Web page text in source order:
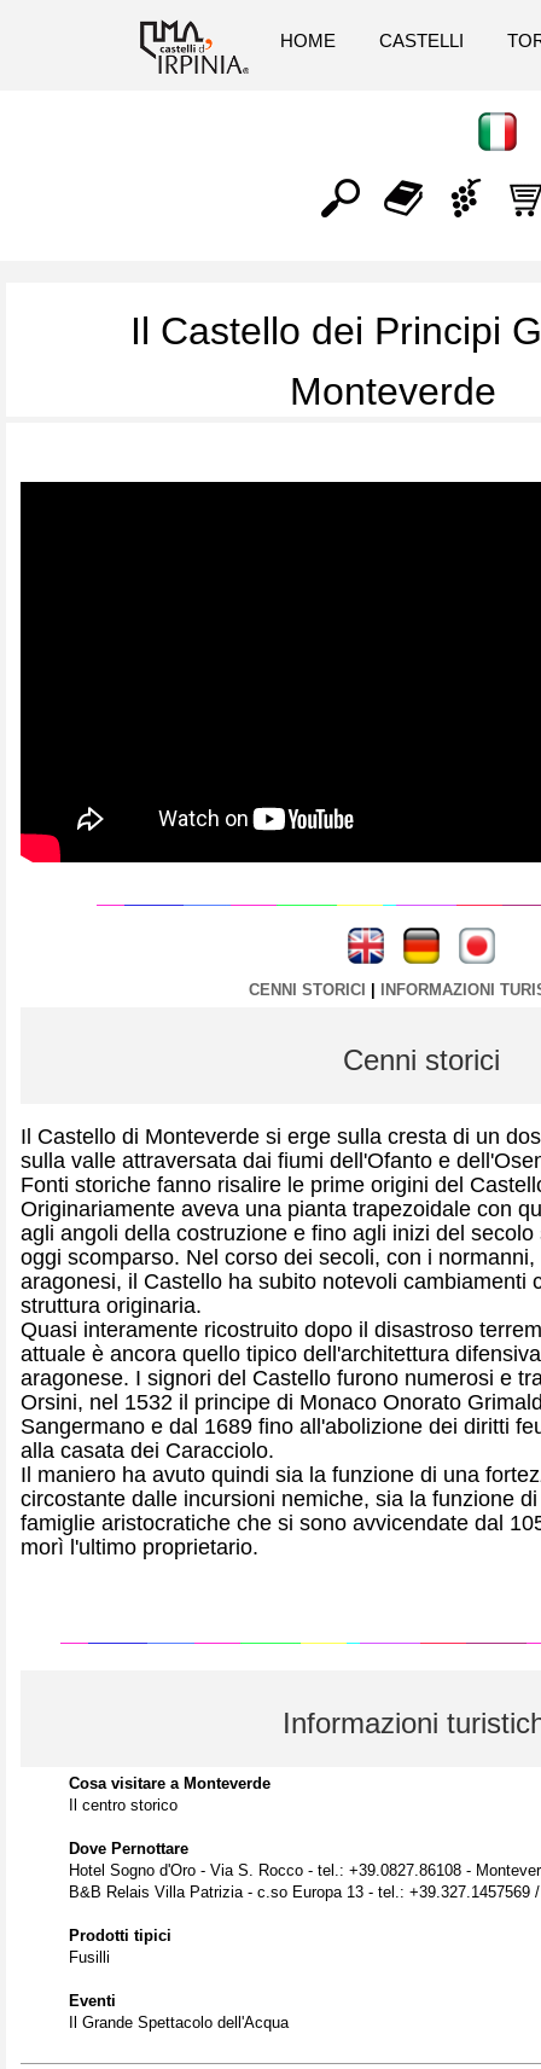
HOME CASTELLI
Il Castello dei Principi
Monteverde
CENNI STORICI | INFORMAZIONI
Cenni storici
Il Castello di Monteverde si erge sulla cresta di un
sulla valle attraversata dai fiumi dell'Ofanto e
Fonti storiche fanno risalire le prime origini del
Originariamente aveva una pianta trapezoidale con
agli angoli della costruzione e fino agli inizi del
oggi scomparso. Nel corso dei secoli, con i
aragonesi, il Castello ha subito notevoli cambiamenti
struttura originaria.
Quasi interamente ricostruito dopo il disastroso
attuale è ancora quello tipico dell'architettura
aragonese. I signori del Castello furono numerosi e
Orsini, nel 1532 il principe di Monaco Onorato
Sangermano e dal 1689 fino all'abolizione dei diritti
alla casata dei Caracciolo.
Il maniero ha avuto quindi sia la funzione di una
circostante dalle incursioni nemiche, sia la funzione
famiglie aristocratiche che si sono avvicendate dal
morì l'ultimo proprietario.
Informazioni
Cosa visitare a Monteverde
Il centro storico
Dove Pernottare
Hotel Sogno d'Oro - Via S. Rocco - tel.: +39.0827.86108 -
B&B Relais Villa Patrizia - c.so Europa 13 - tel.: +39.327.1457569
Prodotti tipici
Fusilli
Eventi
Il Grande Spettacolo dell'Acqua